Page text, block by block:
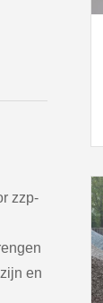
zzp-
en